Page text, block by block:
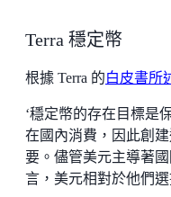
Terra 穩定幣
根據 Terra 的白皮書所
‘穩定幣的存在目標是
在國內消費，因此創
要。儘管美元主導著
言，美元相對於他們